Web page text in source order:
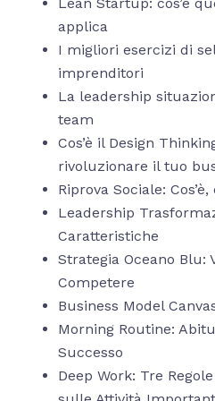
applica
I migliori esercizi di
imprenditori
La leadership
team
Cos’è il Design
rivoluzionare il tuo
Riprova Sociale:
Leadership
Caratteristiche
Strategia Oceano Blu:
Competere
Business Model
Morning Routine:
Successo
Deep Work: Tre